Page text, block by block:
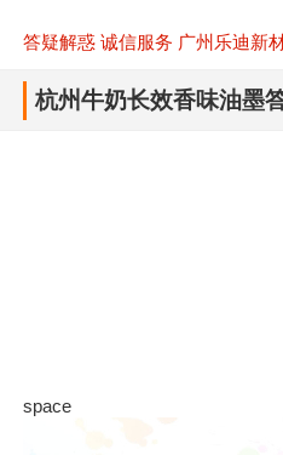
答疑解惑 诚信服务 广州乐迪新
杭州牛奶长效香味油墨
space